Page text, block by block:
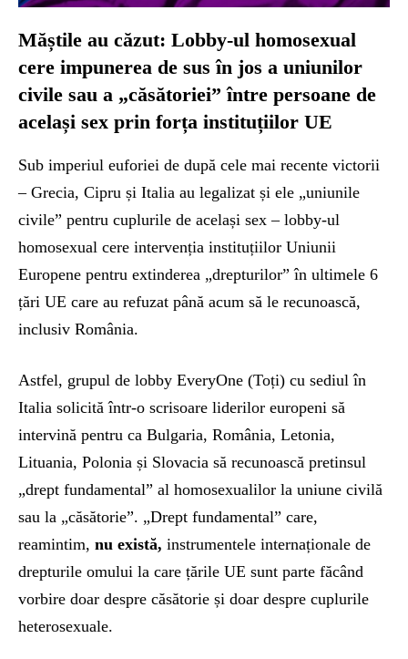
Măștile au căzut: Lobby-ul homosexual
cere impunerea de sus în jos a uniunilor
civile sau a „căsătoriei” între persoane de
același sex prin forța instituțiilor UE
Sub imperiul euforiei de după cele mai recente victorii
– Grecia, Cipru și Italia au legalizat și ele „uniunile
civile” pentru cuplurile de același sex – lobby-ul
homosexual cere intervenția instituțiilor Uniunii
Europene pentru extinderea „drepturilor” în ultimele 6
țări UE care au refuzat până acum să le recunoască,
inclusiv România.
Astfel, grupul de lobby EveryOne (Toți) cu sediul în
Italia solicită într-o scrisoare liderilor europeni să
intervină pentru ca Bulgaria, România, Letonia,
Lituania, Polonia și Slovacia să recunoască pretinsul
„drept fundamental” al homosexualilor la uniune civilă
sau la „căsătorie”. „Drept fundamental” care,
reamintim, nu există, instrumentele internaționale de
drepturile omului la care țările UE sunt parte făcând
vorbire doar despre căsătorie și doar despre cuplurile
heterosexuale.